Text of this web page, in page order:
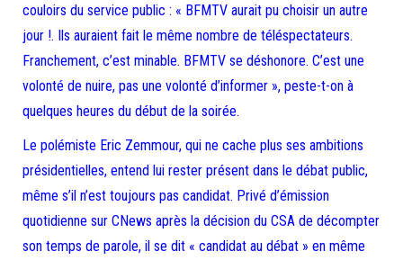
couloirs du service public : « BFMTV aurait pu choisir un autre
jour !. Ils auraient fait le même nombre de téléspectateurs.
Franchement, c’est minable. BFMTV se déshonore. C’est une
volonté de nuire, pas une volonté d’informer », peste-t-on à
quelques heures du début de la soirée.
Le polémiste Eric Zemmour, qui ne cache plus ses ambitions
présidentielles, entend lui rester présent dans le débat public,
même s’il n’est toujours pas candidat. Privé d’émission
quotidienne sur CNews après la décision du CSA de décompter
son temps de parole, il se dit « candidat au débat » en même